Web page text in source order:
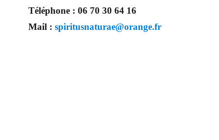
Téléphone : 06 70 30 64 16
Mail : spiritusnaturae@orange.fr